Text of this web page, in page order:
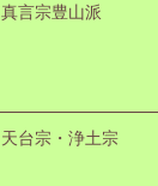
真言宗豊山派
天台宗・浄土宗